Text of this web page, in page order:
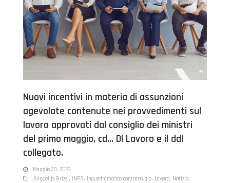
Nuovi incentivi in materia di assunzioni
agevolate contenute nei provvedimenti sul
lavoro approvati dal consiglio dei ministri
del primo maggio, cd… Dl Lavoro e il ddl
collegato.
Maggio 20, 2023
Angeelijs Brizzi, INPS, Inquadramento contrattuale, Lavoro, Notizie,